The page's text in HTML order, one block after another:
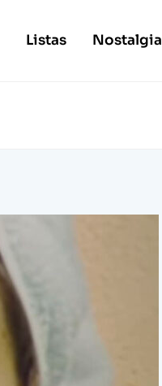
Listas Nostalgia